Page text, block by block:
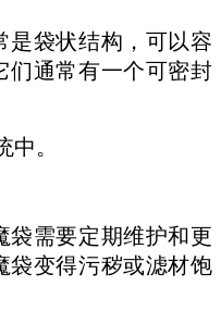
是袋状结构，可以容
们通常有一个可密封
。
袋需要定期维护和更
袋变得污秽或滤材饱